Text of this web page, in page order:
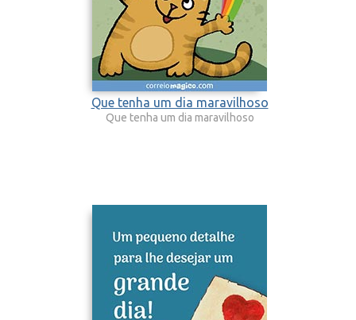
Que tenha um dia maravilhoso
Que tenha um dia maravilhoso